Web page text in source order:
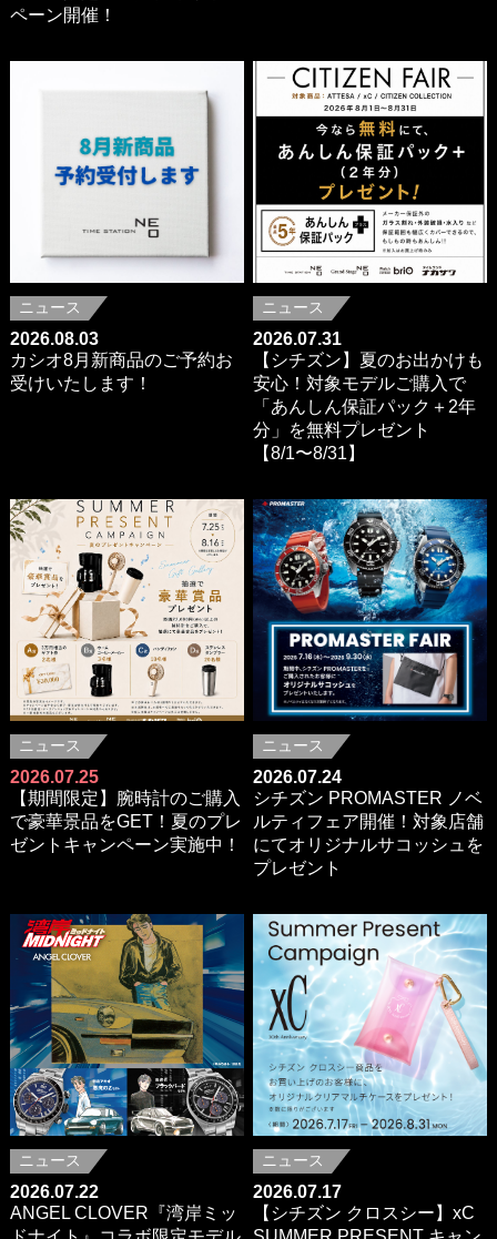
ペーン開催！
ニュース
2026.08.03
カシオ8月新商品のご予約お
受けいたします！
ニュース
2026.07.31
【シチズン】夏のお出かけも
安心！対象モデルご購入で
「あんしん保証パック＋2年
分」を無料プレゼント
【8/1〜8/31】
ニュース
2026.07.25
【期間限定】腕時計のご購入
で豪華景品をGET！夏のプレ
ゼントキャンペーン実施中！
ニュース
2026.07.24
シチズン PROMASTER ノベ
ルティフェア開催！対象店舗
にてオリジナルサコッシュを
プレゼント
ニュース
2026.07.22
ANGEL CLOVER『湾岸ミッ
ニュース
2026.07.17
【シチズン クロスシー】xC